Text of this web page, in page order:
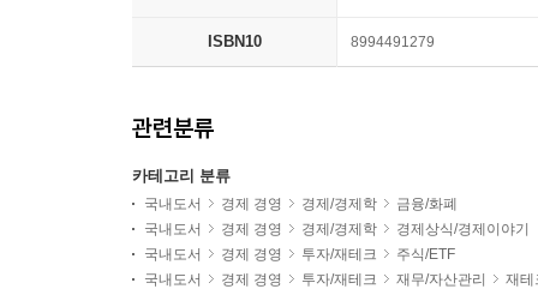
ISBN10 8994491279
관련분류
카테고리 분류
국내도서 경제 경영 경제/경제학
금융/화폐
국내도서
경제 경영 경제/경제학
경제상식/경제이야기
국내도서
경제 경영 투자/재테크
주식/ETF
국내도서
경제 경영 투자/재테크 재무/자산관리 재테